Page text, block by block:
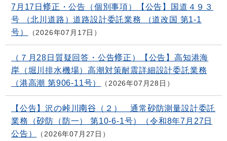
7月17日修正・公告（個別事項）【公告】国道４９３
号 （北川道路）道路設計委託業務 （道改国 第1-1
号）
2026年07月17日
（７月28日質疑回答・公告修正）【公告】高知港海
岸（堀川排水機場）高潮対策耐震詳細設計委託業務
（港高潮 第906-11号）
2026年07月28日
【公告】沢の峠川南谷（２） 通常砂防測量設計委託
業務（砂防（防一） 第10-6-1号）（令和8年7月27日
公告）
2026年07月27日